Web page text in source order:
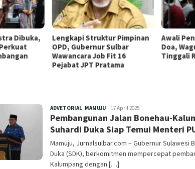
Lengkapi Struktur Pimpinan
OPD, Gubernur Sulbar
Wawancara Job Fit 16
Pejabat JPT Pratama
Awali Penghunian
Doa, Wagub Sulbar
Tinggali Rujab Hasil
ADVETORIAL, MAMUJURedaksi
17 April 2025
Pembangunan Jalan Bonehau-
Suhardi Duka Siap Temui Menteri
Mamuju, Jurnalsulbar.com – Gubernur Sulawesi
Duka (SDK), berkomitmen mempercepat
Kalumpang dengan […]